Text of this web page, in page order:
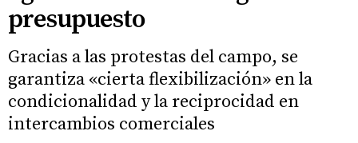
presupuesto
Gracias a las protestas del campo, se
garantiza «cierta flexibilización» en la
condicionalidad y la reciprocidad en
intercambios comerciales